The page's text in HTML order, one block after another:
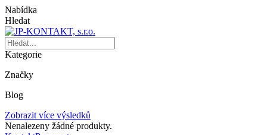
Nabídka
Hledat
Kategorie
Značky
Blog
Zobrazit více výsledků
Nenalezeny žádné produkty.